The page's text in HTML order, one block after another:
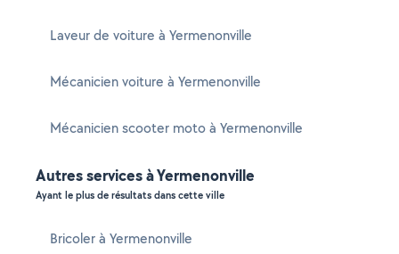
Laveur de voiture à Yermenonville
Mécanicien voiture à Yermenonville
Mécanicien scooter moto à Yermenonville
Autres services à Yermenonville
Ayant le plus de résultats dans cette ville
Bricoler à Yermenonville